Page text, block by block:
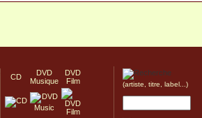
CD
DVD
Musique
DVD
Film
(artiste, titre, label...)